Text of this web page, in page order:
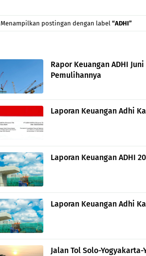
Menampilkan postingan dengan label ADHI
Rapor Keuangan ADHI
Pemulihannya
Laporan Keuangan Adhi
Laporan Keuangan ADHI
Laporan Keuangan Adhi
Jalan Tol Solo-